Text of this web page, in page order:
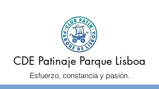
CDE Patinaje Parque Lisboa
Esfuerzo, constancia y pasión.